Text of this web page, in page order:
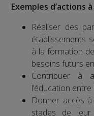
Exemples d’actions
Réaliser des
établissements
à la formation
besoins futurs
Contribuer à
l’éducation
Donner accès
stades de leur